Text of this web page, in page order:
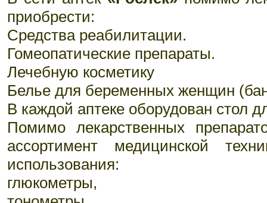
приобрести:
Средства реабилитации.
Гомеопатические препараты.
Лечебную косметику
Белье для беременных женщин
В каждой аптеке оборудован стол
Помимо лекарственных
ассортимент медицинской
использования:
глюкометры,